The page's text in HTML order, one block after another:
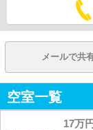
メールで共
空室一覧
17万円